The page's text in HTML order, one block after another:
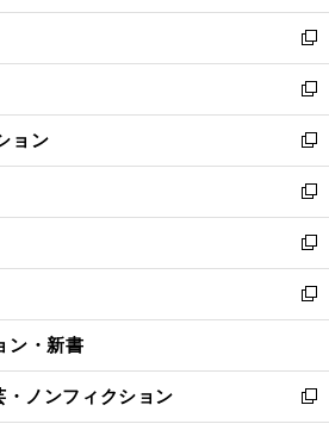
開
く
ウ
で
開
く
ン
ド
ウ
で
開
く
新
し
い
ウ
ィ
ン
ド
ウ
で
開
く
新
し
い
ウ
ィ
ン
ド
ウ
で
開
ョン
新
し
い
ウ
ィ
ン
ド
ウ
開
く
新
し
い
ウ
ィ
ン
ウ
で
開
新
し
い
ウ
ン
ド
ウ
新
し
ウ
ィ
ン
ン・新書
ノンフィクション
新